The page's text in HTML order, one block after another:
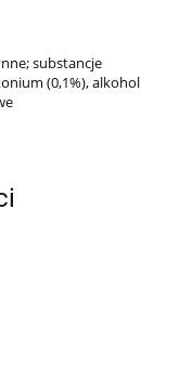
substancje
(0,1%), alkohol